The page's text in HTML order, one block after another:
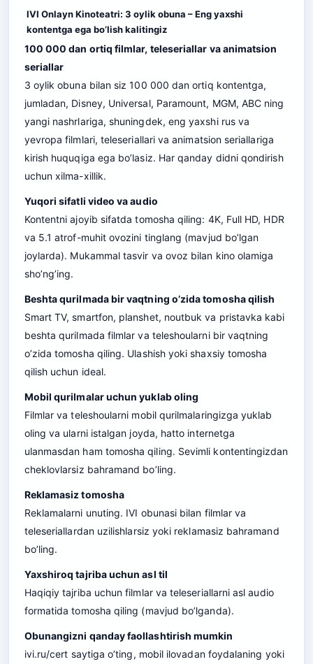
IVI Onlayn Kinoteatri: 3 oylik obuna – Eng yaxshi
kontentga ega bo’lish kalitingiz
100 000 dan ortiq filmlar, teleseriallar va animatsion
seriallar
3 oylik obuna bilan siz 100 000 dan ortiq kontentga,
jumladan, Disney, Universal, Paramount, MGM, ABC ning
yangi nashrlariga, shuningdek, eng yaxshi rus va
yevropa filmlari, teleseriallari va animatsion seriallariga
kirish huquqiga ega bo’lasiz. Har qanday didni qondirish
uchun xilma-xillik.
Yuqori sifatli video va audio
Kontentni ajoyib sifatda tomosha qiling: 4K, Full HD, HDR
va 5.1 atrof-muhit ovozini tinglang (mavjud bo’lgan
joylarda). Mukammal tasvir va ovoz bilan kino olamiga
sho’ng’ing.
Beshta qurilmada bir vaqtning o’zida tomosha qilish
Smart TV, smartfon, planshet, noutbuk va pristavka kabi
beshta qurilmada filmlar va teleshoularni bir vaqtning
o’zida tomosha qiling. Ulashish yoki shaxsiy tomosha
qilish uchun ideal.
Mobil qurilmalar uchun yuklab oling
Filmlar va teleshoularni mobil qurilmalaringizga yuklab
oling va ularni istalgan joyda, hatto internetga
ulanmasdan ham tomosha qiling. Sevimli kontentingizdan
cheklovlarsiz bahramand bo’ling.
Reklamasiz tomosha
Reklamalarni unuting. IVI obunasi bilan filmlar va
teleseriallardan uzilishlarsiz yoki reklamasiz bahramand
bo’ling.
Yaxshiroq tajriba uchun asl til
Haqiqiy tajriba uchun filmlar va teleseriallarni asl audio
formatida tomosha qiling (mavjud bo’lganda).
Obunangizni qanday faollashtirish mumkin
ivi.ru/cert saytiga o’ting, mobil ilovadan foydalaning yoki